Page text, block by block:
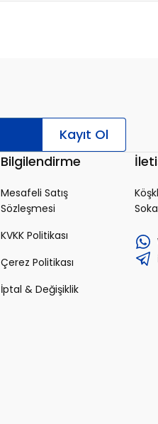
Kayıt Ol
Bilgilendirme
Mesafeli Satış
Sözleşmesi
KVKK Politikası
Çerez Politikası
İptal & Değişiklik